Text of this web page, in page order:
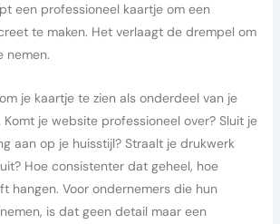
een professioneel kaartje om een
te maken. Het verlaagt de drempel om
nemen.
je kaartje te zien als onderdeel van je
Komt je website professioneel over? Sluit je
aan op je huisstijl? Straalt je drukwerk
Hoe consistenter dat geheel, hoe
hangen. Voor ondernemers die hun
is dat geen detail maar een